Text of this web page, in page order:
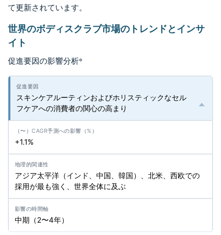
て更新されています。
世界のボディスクラブ市場のトレンドとインサ
イト
促進要因の影響分析*
スキンケアルーティンおよびホリスティックなセル
フケアへの消費者の関心の高まり
+1.1%
アジア太平洋（インド、中国、韓国）、北米、西欧での
採用が最も強く、世界全体に及ぶ
中期（2〜4年）